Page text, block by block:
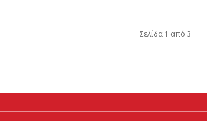
Σελίδα 1 από 3